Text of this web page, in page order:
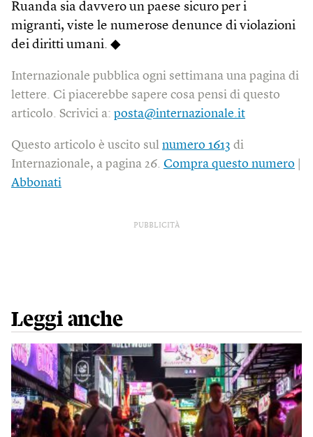
Ruanda sia davvero un paese sicuro per i
migranti, viste le numerose denunce di violazioni
dei diritti umani. ◆
Internazionale pubblica ogni settimana una pagina di
lettere. Ci piacerebbe sapere cosa pensi di questo
articolo. Scrivici a: posta@internazionale.it
Questo articolo è uscito sul numero 1613 di
Internazionale, a pagina 26. Compra questo numero
Abbonati
PUBBLICITÀ
Leggi anche